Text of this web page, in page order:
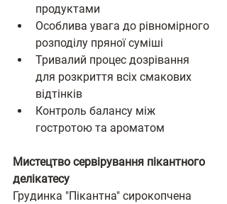
продуктами
Особлива увага до рівномірного
розподілу пряної суміші
Тривалий процес дозрівання
для розкриття всіх смакових
відтінків
Контроль балансу між
гостротою та ароматом
Мистецтво сервірування пікантного
делікатесу
Грудинка "Пікантна" сирокопчена